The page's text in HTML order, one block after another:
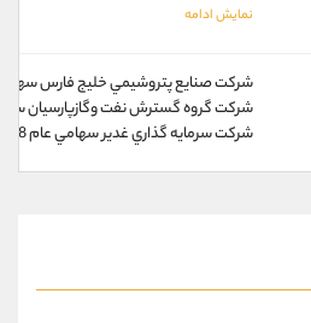
شركت صنايع پتروشيمي خليج فارس سهامي عام
شركت گروه گسترش نفت وگازپارسيان سهامي
شركت سرمايه گذاري غدير سهامي عام 18%